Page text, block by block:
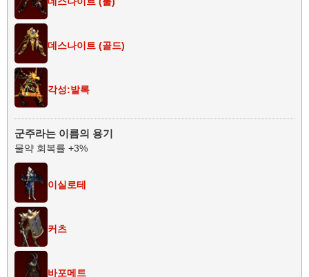
데스나이트 (골드)
각성:발록
군주라는 이름의 용기
물약 회복률 +3%
이실로테
커츠
바포메트